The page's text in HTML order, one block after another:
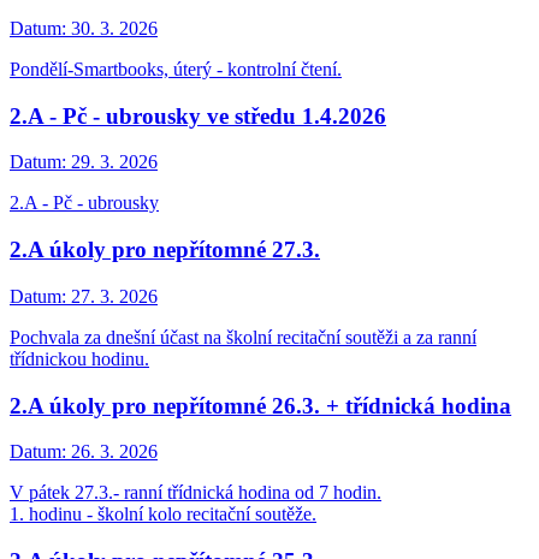
Datum: 30. 3. 2026
Pondělí-Smartbooks, úterý - kontrolní čtení.
2.A - Pč - ubrousky ve středu 1.4.2026
Datum: 29. 3. 2026
2.A - Pč - ubrousky
2.A úkoly pro nepřítomné 27.3.
Datum: 27. 3. 2026
Pochvala za dnešní účast na školní recitační soutěži a za ranní
třídnickou hodinu.
2.A úkoly pro nepřítomné 26.3. + třídnická hodina
Datum: 26. 3. 2026
V pátek 27.3.- ranní třídnická hodina od 7 hodin.
1. hodinu - školní kolo recitační soutěže.